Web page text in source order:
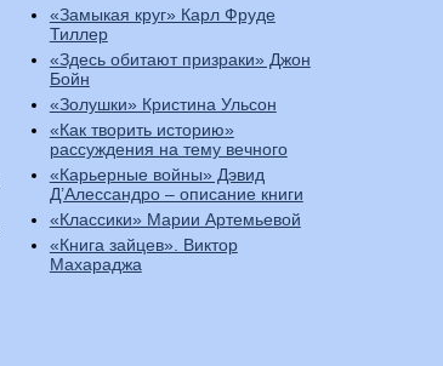
«Замыкая круг» Карл Фруде
Тиллер
«Здесь обитают призраки» Джон
Бойн
«Золушки» Кристина Ульсон
«Как творить историю»
рассуждения на тему вечного
«Карьерные войны» Дэвид
Д’Алессандро – описание книги
«Классики» Марии Артемьевой
«Книга зайцев». Виктор
Махараджа